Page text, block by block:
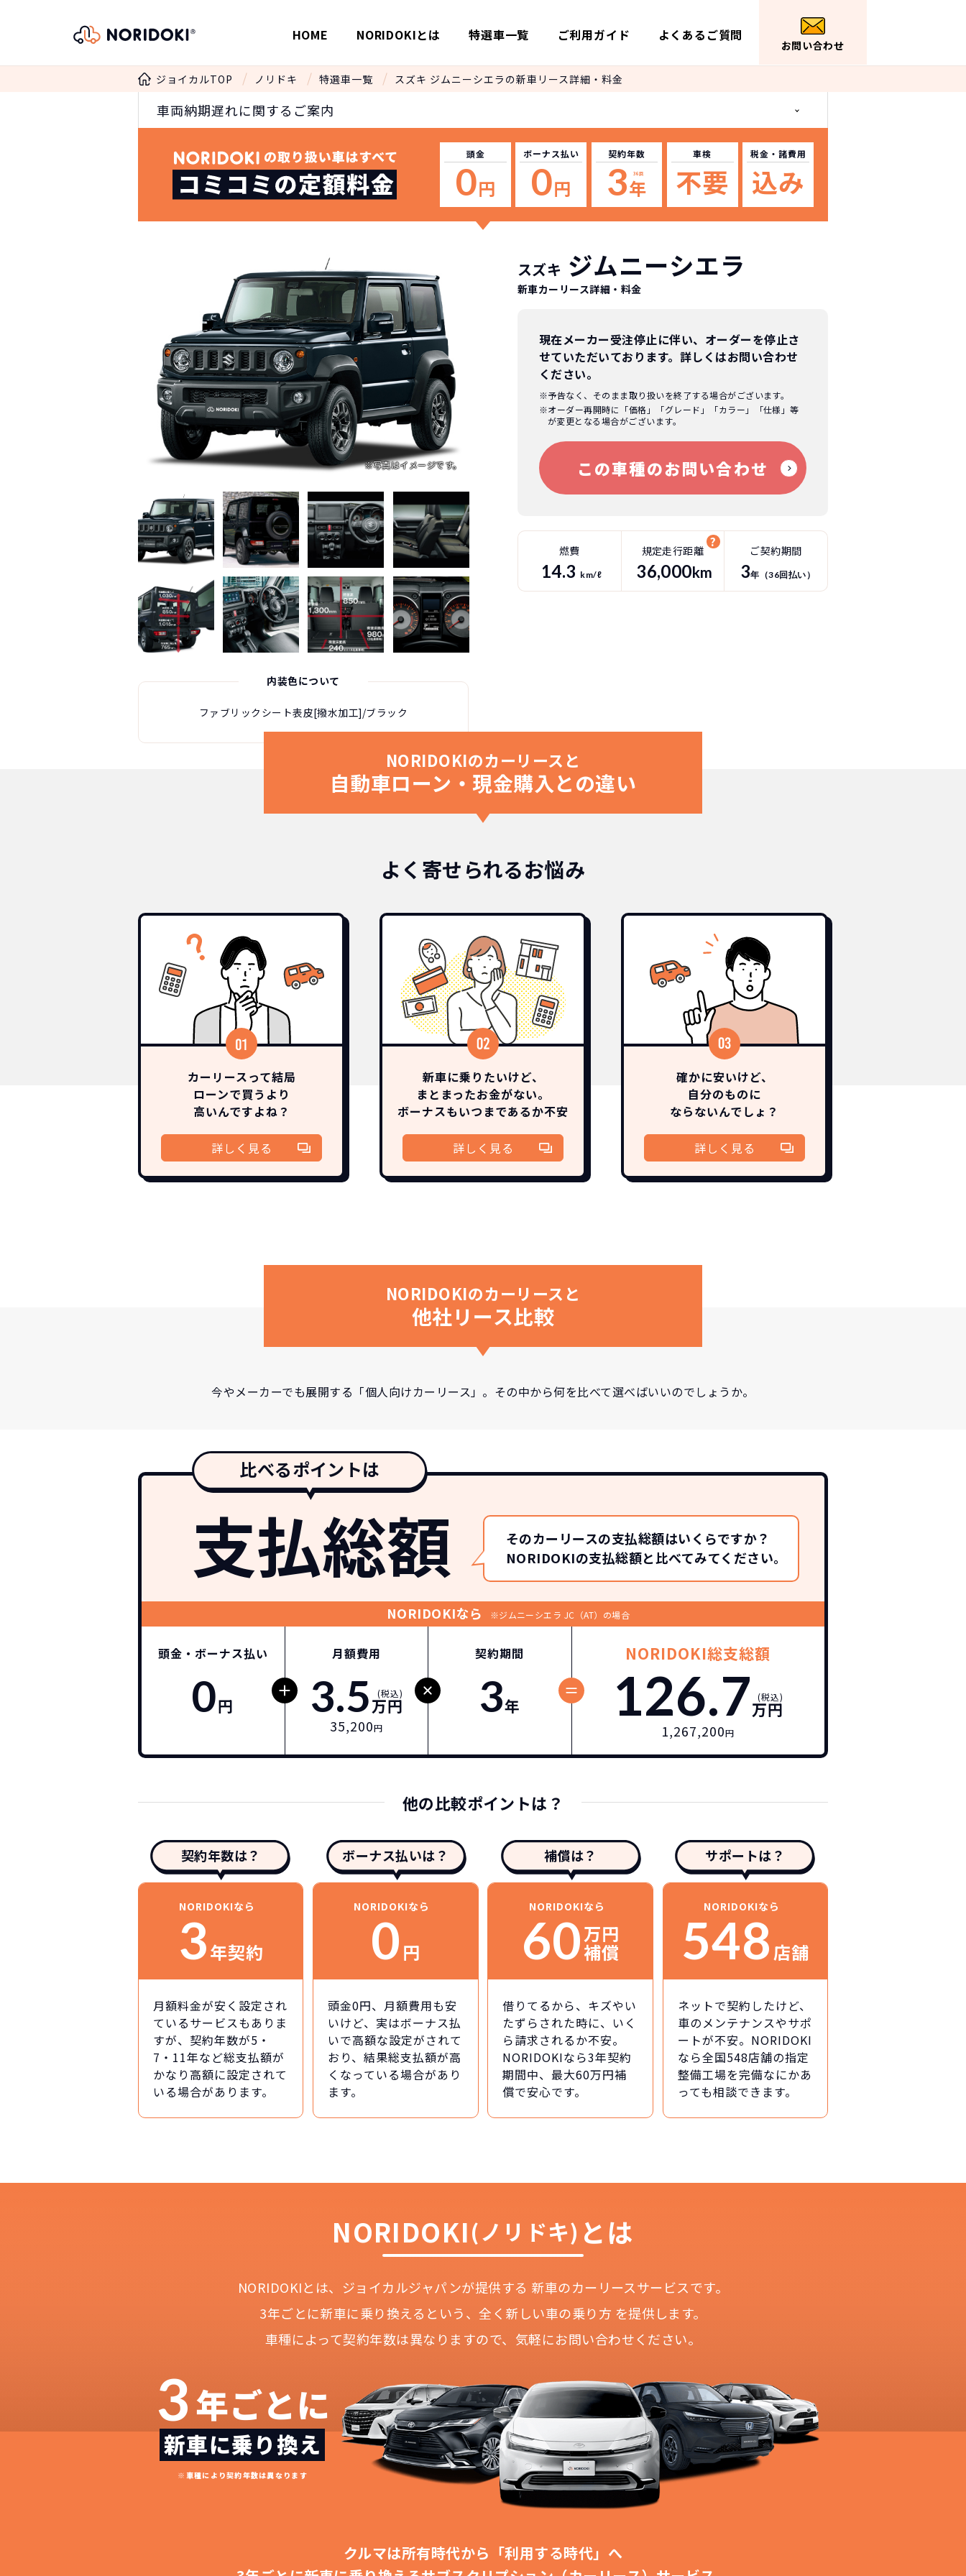
HOME NORIDOKIとは 特選車一覧 ご利用ガイド よくあるご質問
お問い合わせ
ジョイカルTOP ノリドキ 特選車一覧 スズキ ジムニーシエラの新車リース詳細・料金
車両納期遅れに関するご案内
頭金
0円
ボーナス払い
0円
契約年数
3年
36回
車検
不要
税金 ・諸費用
込み
スズキ ジムニーシエラ
新車カーリース詳細 ・料金
現在メーカー受注停止に伴い、オーダーを停止さ
せていただいております。 詳しくはお問い合わせ
ください。
※予告なく、そのまま取り扱いを終了する場合がございます。
※オーダー再開時に「価格」「グレード」「カラー」「仕様」等
が変更となる場合がございます。
この車種のお問い合わせ
燃費
14.3 km/ℓ
規定走行距離
36,000km
ご契約期間
3年（36回払い）
内装色について
ファブリックシート表皮[撥水加工]/ブラック
NORIDOKIのカーリースと
自動車ローン・現金購入との違い
よく寄せられるお悩み
カーリースって結局
ローンで買うより
高いんですよね？
詳しく見る
新車に乗りたいけど、
まとまったお金がない。
ボーナスもいつまであるか不安
詳しく見る
確かに安いけど、
自分のものに
ならないんでしょ？
詳しく見る
NORIDOKIのカーリースと
他社リース比較
今やメーカーでも展開する「個人向けカーリース」。その中から何を比べて選べばいいのでしょうか。
比べるポイントは
支払総額
そのカーリースの支払総額はいくらですか？
NORIDOKIの支払総額と比べてみてください。
NORIDOKIなら ※ジムニーシエラ JC（AT）の場合
頭金・ボーナス払い
0円
月額費用
3.5万円
(税込)
35,200円
契約期間
3年
NORIDOKI総支総額
126.7万円
(税込)
1,267,200円
他の比較ポイントは？
契約年数は？
NORIDOKIなら
3年契約
月額料金が安く設定され
ているサービスもありま
すが、契約年数が5・
7・11年など総支払額が
かなり高額に設定されて
いる場合があります。
ボーナス払いは？
NORIDOKIなら
0 円
頭金0円、月額費用も安
いけど、実はボーナス払
いで高額な設定がされて
おり、結果総支払額が高
くなっている場合があり
ます。
補償は？
NORIDOKIなら
60万円
補償
借りてるから、キズやい
たずらされた時に、いく
ら請求されるか不安。
NORIDOKIなら3年契約
期間中、最大60万円補
償で安心です。
サポートは？
NORIDOKIなら
548 店舗
ネットで契約したけど、
車のメンテナンスやサポ
ートが不安。NORIDOKI
なら全国548店舗の指定
整備工場を完備なにかあ
っても相談できます。
NORIDOKI(ノリドキ) とは
NORIDOKIとは、ジョイカルジャパンが提供する 新車のカーリースサービスです。
3年ごとに新車に乗り換えるという、全く新しい車の乗り方 を提供します。
車種によって契約年数は異なりますので、 気軽にお問い合わせください。
3年ごとに
新車に乗り換え
※車種により契約年数は異なります
クルマは所有時代から「利用する時代」へ
どこよりも安くご契約いただけます！
NORIDOKIは高残価設定を実現！
頭金不要で超低価格！ 憧れのクルマが手軽に乗れます！
短期間だから安心！
NORIDOKIなら短期リースでも安いんです！
常に新車なので故障の心配がありませんし、急なライフスタイルの変化にも対応が可能です。
月々定額料金で安心
NORIDOKIなら頭金・ボーナス払い・諸経費・税金など一切不要！
月々「定額料金」をお支払いいただくだけでご利用いただけます。